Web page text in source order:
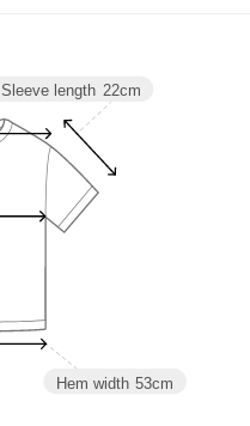
Hem width 53cm
Sleeve length 22cm